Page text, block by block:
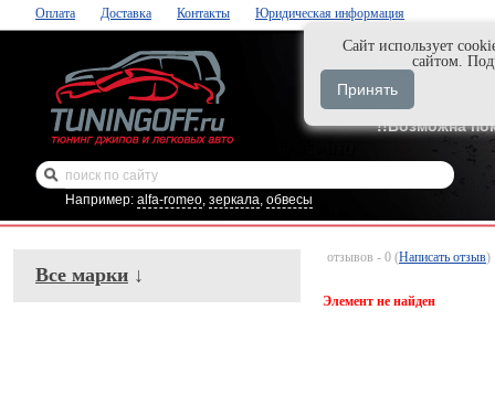
Оплата Доставка Контакты Юридическая информация
Нажми и
+7-929-495-
!!Возможна
Например: alfa-romeo, зеркала, обвесы
Все марки ↓
отзывов - 0 (Написать отзыв)
Элемент не найден
Cайт использует
сайтом.
Принять